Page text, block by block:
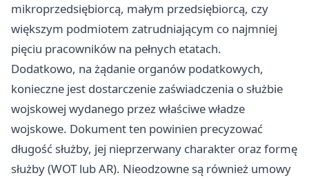
mikroprzedsiębiorcą, małym przedsiębiorcą, czy
większym podmiotem zatrudniającym co najmniej
pięciu pracowników na pełnych etatach.
Dodatkowo, na żądanie organów podatkowych,
konieczne jest dostarczenie zaświadczenia o służbie
wojskowej wydanego przez właściwe władze
wojskowe. Dokument ten powinien precyzować
długość służby, jej nieprzerwany charakter oraz formę
służby (WOT lub AR). Nieodzowne są również umowy